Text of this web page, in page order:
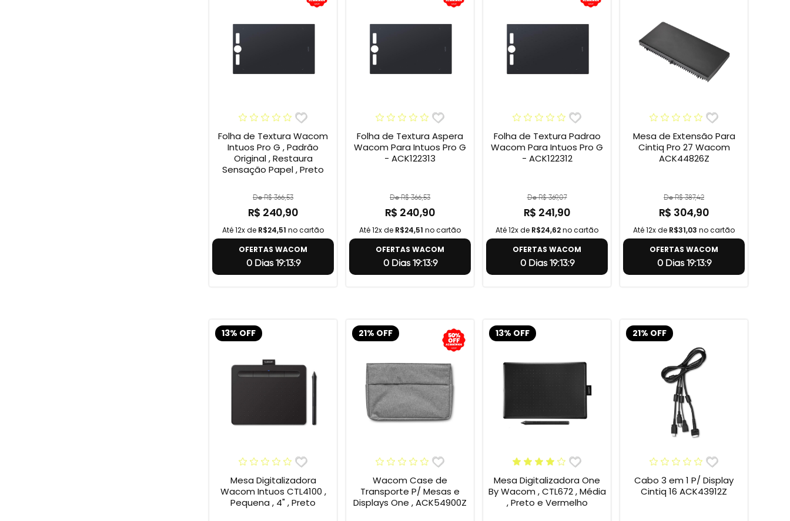
Folha de Textura Wacom
Intuos Pro G , Padrão
Original , Restaura
Sensação Papel , Preto
De R$ 366,53
R$ 240,90
Até 12x de R$24,51 no cartão
OFERTAS WACOM
0 Dias 19:13:8
Folha de Textura Aspera
Wacom Para Intuos Pro G
- ACK122313
De R$ 366,53
R$ 240,90
Até 12x de R$24,51 no cartão
OFERTAS WACOM
0 Dias 19:13:8
Folha de Textura Padrao
Wacom Para Intuos Pro G
- ACK122312
De R$ 369,07
R$ 241,90
Até 12x de R$24,62no cartão
OFERTAS WACOM
0 Dias 19:13:8
Mesa de Extensão Para
Cintiq Pro 27 Wacom
ACK44826Z
De R$ 387,42
R$ 304,90
Até 12x de R$31,03 no cartão
OFERTAS WACOM
0 Dias 19:13:8
13% OFF
Mesa Digitalizadora
Wacom Intuos CTL4100 ,
Pequena , 4" , Preto
21% OFF
Wacom Case de
Transporte P/ Mesas e
Displays One , ACK54900Z
13% OFF
Mesa Digitalizadora One
By Wacom , CTL672 , Média
, Preto e Vermelho
21% OFF
Cabo 3 em 1 P/ Display
Cintiq 16 ACK43912Z